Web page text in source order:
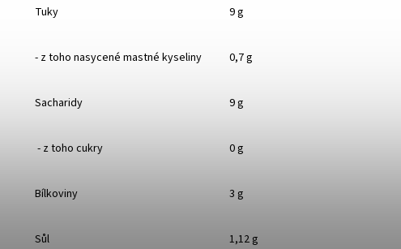
Tuky 9 g
- z toho nasycené mastné kyseliny 0,7 g
Sacharidy 9 g
- z toho cukry 0 g
Bílkoviny 3 g
Sůl 1,12 g